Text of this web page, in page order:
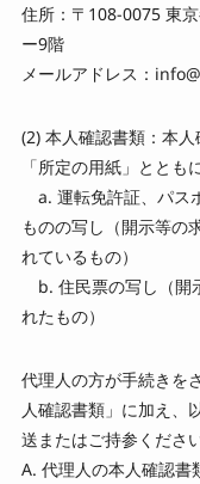
住所：〒108-0075 東
ー9階
メールアドレス：
(2) 本人確認書類：本
「所定の用紙」ととも
a. 運転免許証、パス
ものの写し（開示等の
れているもの）
b. 住民票の写し（開
れたもの）
代理人の方が手続きを
人確認書類」に加え、
送またはご持参ください
A. 代理人の本人確認書